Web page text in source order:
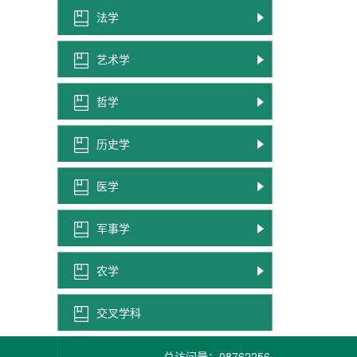
法学
艺术学
哲学
历史学
医学
军事学
农学
交叉学科